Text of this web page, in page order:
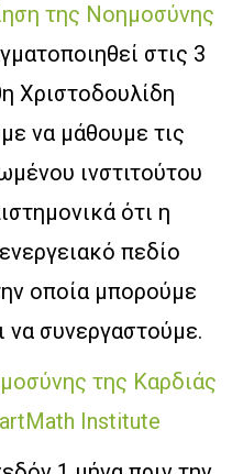
της Νοημοσύνης
στις 3
Χριστοδουλίδη
να μάθουμε τις
ινστιτούτου
ότι η
πεδίο
οποία μπορούμε
συνεργαστούμε.